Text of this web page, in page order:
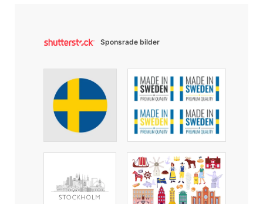
Sponsrade bilder